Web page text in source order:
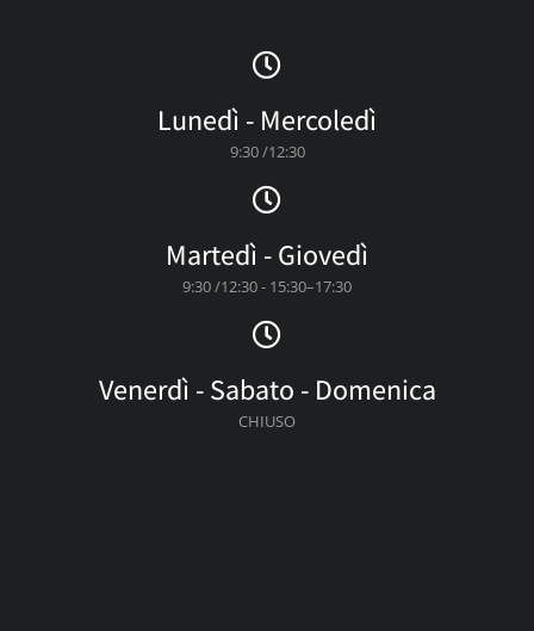
Lunedì - Mercoledì
9:30 /12:30
Martedì - Giovedì
9:30 /12:30 - 15:30–17:30
Venerdì - Sabato - Domenica
CHIUSO